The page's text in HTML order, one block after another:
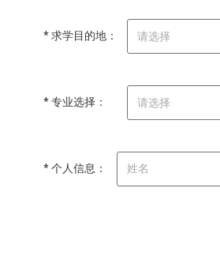
* 求学目的地： 请选择
* 专业选择： 请选择
* 个人信息：